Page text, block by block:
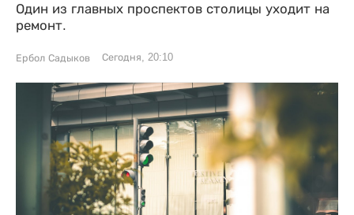
Один из главных проспектов столицы уходит на
ремонт.
Ербол Садыков Сегодня, 20:10